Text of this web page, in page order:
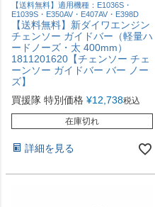
【送料無料】適用機種：E1036S・
E1039S・E350AV・E407AV・E398D
【送料無料】新ダイワエンジン
チェンソー ガイドバー（軽量ハ
ードノーズ・太 400mm）
1811201620【チェンソー チェ
ーンソー ガイドバー バー ノー
ズ】
買援隊 特別価格 ¥12,738税込
在庫切れ
詳細を見る